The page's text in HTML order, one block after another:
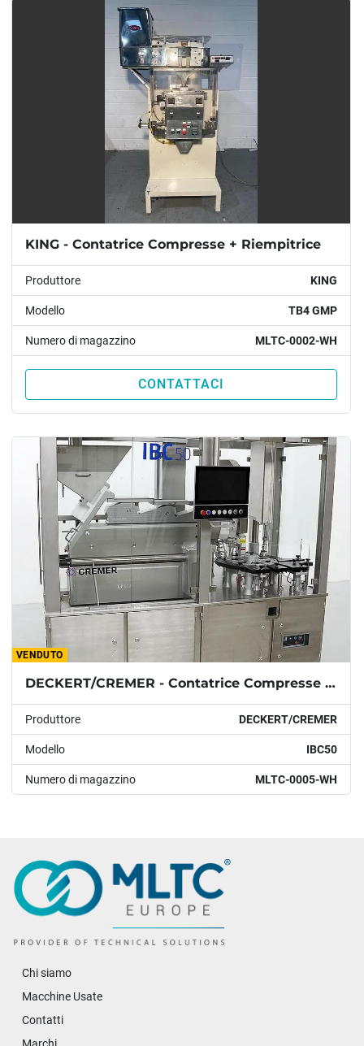
KING - Contatrice Compresse + Riempitrice
Produttore KING
Modello TB4 GMP
Numero di magazzino MLTC-0002-WH
CONTATTACI
VENDUTO
DECKERT/CREMER - Contatrice Compresse - IBC50
Produttore DECKERT/CREMER
Modello IBC50
Numero di magazzino MLTC-0005-WH
Chi siamo
Macchine Usate
Contatti